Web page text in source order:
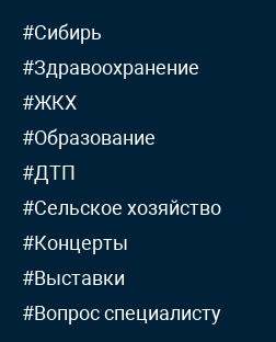
#Сибирь
#Здравоохранение
#ЖКХ
#Образование
#ДТП
#Сельское хозяйство
#Концерты
#Выставки
#Вопрос специалисту